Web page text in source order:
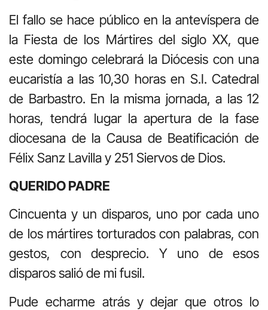
El fallo se hace público en la antevíspera de
la Fiesta de los Mártires del siglo XX, que
este domingo celebrará la Diócesis con una
eucaristía a las 10,30 horas en S.I. Catedral
de Barbastro. En la misma jornada, a las 12
horas, tendrá lugar la apertura de la fase
diocesana de la Causa de Beatificación de
Félix Sanz Lavilla y 251 Siervos de Dios.
QUERIDO PADRE
Cincuenta y un disparos, uno por cada uno
de los mártires torturados con palabras, con
gestos, con desprecio. Y uno de esos
disparos salió de mi fusil.
Pude echarme atrás y dejar que otros lo